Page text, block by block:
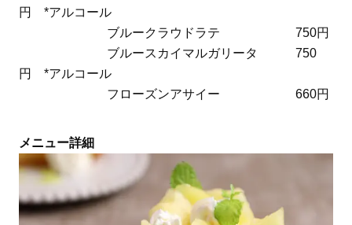
円 *アルコール
ブルークラウドラテ 750円
ブルースカイマルガリータ 750
円 *アルコール
フローズンアサイー 660円
メニュー詳細